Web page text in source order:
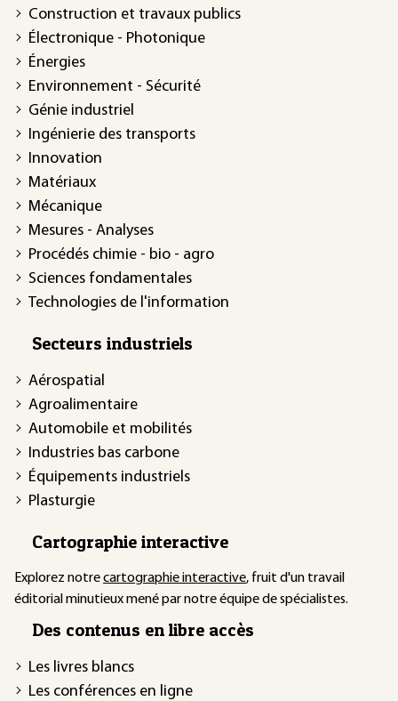
Construction et travaux publics
Électronique - Photonique
Énergies
Environnement - Sécurité
Génie industriel
Ingénierie des transports
Innovation
Matériaux
Mécanique
Mesures - Analyses
Procédés chimie - bio - agro
Sciences fondamentales
Technologies de l'information
Secteurs industriels
Aérospatial
Agroalimentaire
Automobile et mobilités
Industries bas carbone
Équipements industriels
Plasturgie
Cartographie interactive
Explorez notrecartographie interactive, fruit d'un travail
éditorial minutieux mené par notre équipe de spécialistes.
Des contenus en libre accès
Les livres blancs
Les conférences en ligne